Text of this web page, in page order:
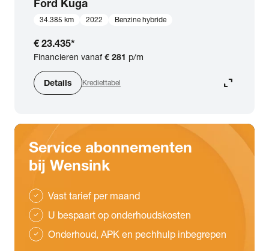
Ford Kuga
34.385 km 2022 Benzine hybride
€ 23.435*
Financieren vanaf€ 281 p/m
Details Krediettabel expand_content
Service abonnementen
bij Wensink
check Vast tarief per maand
check U bespaart op onderhoudskosten
check Onderhoud, APK en pechhulp inbegrepen